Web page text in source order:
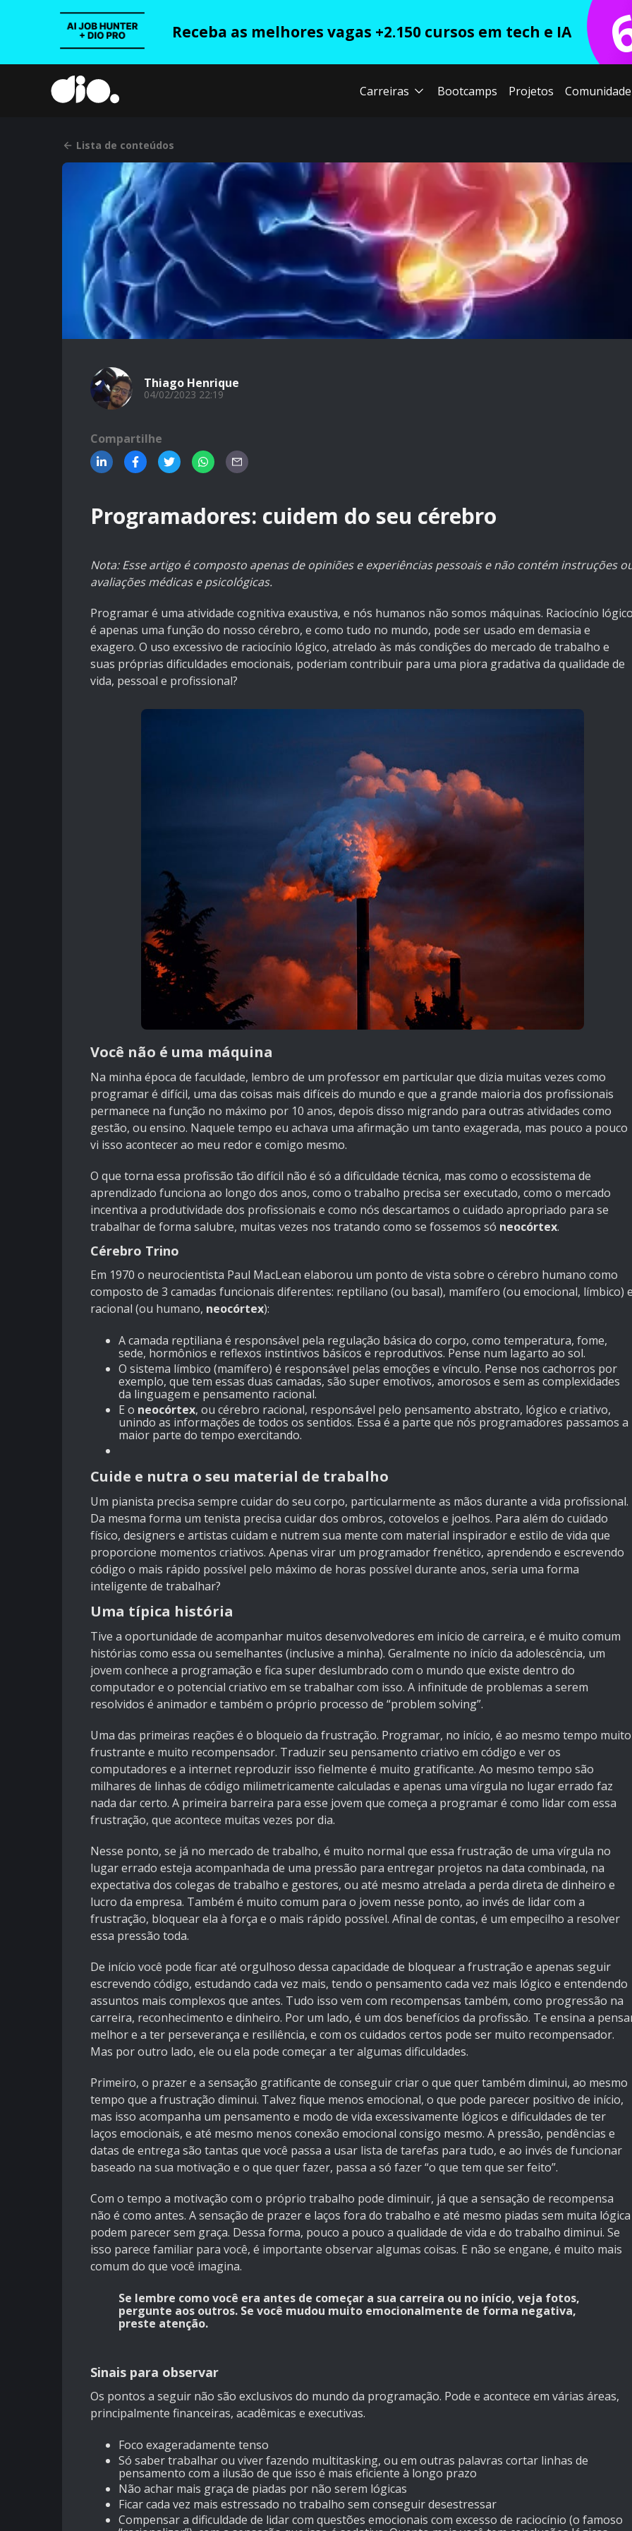
Receba as melhores vagas +2.150 cursos em tech e IA
Carreiras Bootcamps Projetos Comunidade
Lista de conteúdos
Thiago Henrique
04/02/2023 22:19
Compartilhe
Programadores: cuidem do seu cérebro
Nota: Esse artigo é composto apenas de opiniões e experiências pessoais e não contém instruções
avaliações médicas e psicológicas.
Programar é uma atividade cognitiva exaustiva, e nós humanos não somos máquinas. Raciocínio
é apenas uma função do nosso cérebro, e como tudo no mundo, pode ser usado em demasia e
exagero. O uso excessivo de raciocínio lógico, atrelado às más condições do mercado de trabalho e
suas próprias dificuldades emocionais, poderiam contribuir para uma piora gradativa da qualidade de
vida, pessoal e profissional?
Você não é uma máquina
Na minha época de faculdade, lembro de um professor em particular que dizia muitas vezes como
programar é difícil, uma das coisas mais difíceis do mundo e que a grande maioria dos profissionais
permanece na função no máximo por 10 anos, depois disso migrando para outras atividades como
gestão, ou ensino. Naquele tempo eu achava uma afirmação um tanto exagerada, mas pouco a pouco
vi isso acontecer ao meu redor e comigo mesmo.
O que torna essa profissão tão difícil não é só a dificuldade técnica, mas como o ecossistema de
aprendizado funciona ao longo dos anos, como o trabalho precisa ser executado, como o mercado
incentiva a produtividade dos profissionais e como nós descartamos o cuidado apropriado para se
trabalhar de forma salubre, muitas vezes nos tratando como se fossemos só neocórtex.
Cérebro Trino
Em 1970 o neurocientista Paul MacLean elaborou um ponto de vista sobre o cérebro humano como
composto de 3 camadas funcionais diferentes: reptiliano (ou basal), mamífero (ou emocional, límbico)
racional (ou humano, neocórtex):
A camada reptiliana é responsável pela regulação básica do corpo, como temperatura, fome,
sede, hormônios e reflexos instintivos básicos e reprodutivos. Pense num lagarto ao sol.
O sistema límbico (mamífero) é responsável pelas emoções e vínculo. Pense nos cachorros por
exemplo, que tem essas duas camadas, são super emotivos, amorosos e sem as complexidades
da linguagem e pensamento racional.
E o neocórtex, ou cérebro racional, responsável pelo pensamento abstrato, lógico e criativo,
unindo as informações de todos os sentidos. Essa é a parte que nós programadores passamos a
maior parte do tempo exercitando.
Cuide e nutra o seu material de trabalho
Um pianista precisa sempre cuidar do seu corpo, particularmente as mãos durante a vida profissional.
Da mesma forma um tenista precisa cuidar dos ombros, cotovelos e joelhos. Para além do cuidado
físico, designers e artistas cuidam e nutrem sua mente com material inspirador e estilo de vida que
proporcione momentos criativos. Apenas virar um programador frenético, aprendendo e escrevendo
código o mais rápido possível pelo máximo de horas possível durante anos, seria uma forma
inteligente de trabalhar?
Uma típica história
Tive a oportunidade de acompanhar muitos desenvolvedores em início de carreira, e é muito comum
histórias como essa ou semelhantes (inclusive a minha). Geralmente no início da adolescência, um
jovem conhece a programação e fica super deslumbrado com o mundo que existe dentro do
computador e o potencial criativo em se trabalhar com isso. A infinitude de problemas a serem
resolvidos é animador e também o próprio processo de “problem solving”.
Uma das primeiras reações é o bloqueio da frustração. Programar, no início, é ao mesmo tempo muito
frustrante e muito recompensador. Traduzir seu pensamento criativo em código e ver os
computadores e a internet reproduzir isso fielmente é muito gratificante. Ao mesmo tempo são
milhares de linhas de código milimetricamente calculadas e apenas uma vírgula no lugar errado faz
nada dar certo. A primeira barreira para esse jovem que começa a programar é como lidar com essa
frustração, que acontece muitas vezes por dia.
Nesse ponto, se já no mercado de trabalho, é muito normal que essa frustração de uma vírgula no
lugar errado esteja acompanhada de uma pressão para entregar projetos na data combinada, na
expectativa dos colegas de trabalho e gestores, ou até mesmo atrelada a perda direta de dinheiro e
lucro da empresa. Também é muito comum para o jovem nesse ponto, ao invés de lidar com a
frustração, bloquear ela à força e o mais rápido possível. Afinal de contas, é um empecilho a resolver
essa pressão toda.
De início você pode ficar até orgulhoso dessa capacidade de bloquear a frustração e apenas seguir
escrevendo código, estudando cada vez mais, tendo o pensamento cada vez mais lógico e entendendo
assuntos mais complexos que antes. Tudo isso vem com recompensas também, como progressão na
carreira, reconhecimento e dinheiro. Por um lado, é um dos benefícios da profissão. Te ensina a
melhor e a ter perseverança e resiliência, e com os cuidados certos pode ser muito recompensador.
Mas por outro lado, ele ou ela pode começar a ter algumas dificuldades.
Primeiro, o prazer e a sensação gratificante de conseguir criar o que quer também diminui, ao mesmo
tempo que a frustração diminui. Talvez fique menos emocional, o que pode parecer positivo de início,
mas isso acompanha um pensamento e modo de vida excessivamente lógicos e dificuldades de ter
laços emocionais, e até mesmo menos conexão emocional consigo mesmo. A pressão, pendências e
datas de entrega são tantas que você passa a usar lista de tarefas para tudo, e ao invés de funcionar
baseado na sua motivação e o que quer fazer, passa a só fazer “o que tem que ser feito”.
Com o tempo a motivação com o próprio trabalho pode diminuir, já que a sensação de recompensa
não é como antes. A sensação de prazer e laços fora do trabalho e até mesmo piadas sem muita lógica
podem parecer sem graça. Dessa forma, pouco a pouco a qualidade de vida e do trabalho diminui. Se
isso parece familiar para você, é importante observar algumas coisas. E não se engane, é muito mais
comum do que você imagina.
Se lembre como você era antes de começar a sua carreira ou no início, veja fotos,
pergunte aos outros. Se você mudou muito emocionalmente de forma negativa,
preste atenção.
Sinais para observar
Os pontos a seguir não são exclusivos do mundo da programação. Pode e acontece em várias áreas,
principalmente financeiras, acadêmicas e executivas.
Foco exageradamente tenso
Só saber trabalhar ou viver fazendo multitasking, ou em outras palavras cortar linhas de
pensamento com a ilusão de que isso é mais eficiente à longo prazo
Não achar mais graça de piadas por não serem lógicas
Ficar cada vez mais estressado no trabalho sem conseguir desestressar
Compensar a dificuldade de lidar com questões emocionais com excesso de raciocínio (o famoso